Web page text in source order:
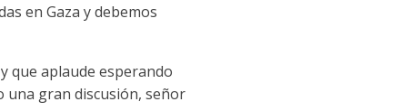
en Gaza y debemos
que aplaude esperando
una gran discusión, señor